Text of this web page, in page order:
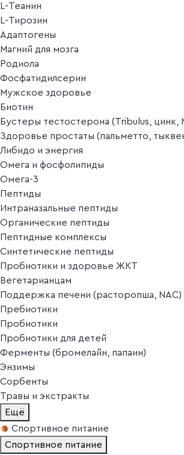
L-Теанин
L-Тирозин
Адаптогены
Магний для мозга
Родиола
Фосфатидилсерин
Мужское здоровье
Биотин
Бустеры тестостерона (Tribulus, цинк,
Здоровье простаты (пальметто,
Либидо и энергия
Омега и фосфолипиды
Омега-3
Пептиды
Интраназальные пептиды
Органические пептиды
Пептидные комплексы
Синтетические пептиды
Пробиотики и здоровье ЖКТ
Вегетарианцам
Поддержка печени (расторопша, NAC)
Пребиотики
Пробиотики
Пробиотики для детей
Ферменты (бромелайн, папаин)
Энзимы
Сорбенты
Травы и экстракты
Ещё
Спортивное питание
Спортивное питание